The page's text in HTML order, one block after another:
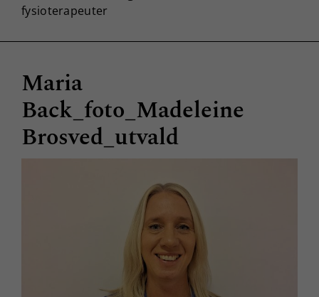
Maria
Back_foto_Madeleine
Brosved_utvald